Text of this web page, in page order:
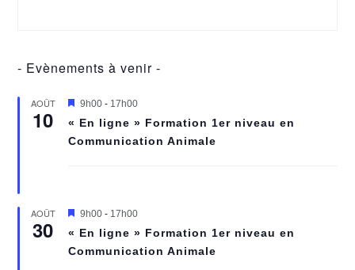
- Evènements à venir -
AOÛT
10
M
s
e
t
9h00 - 17h00
« En ligne » Formation 1er niveau en
Communication Animale
AOÛT
30
M
s
e
9h00 - 17h00
« En ligne » Formation 1er niveau en
Communication Animale